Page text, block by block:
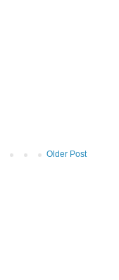
Older Post